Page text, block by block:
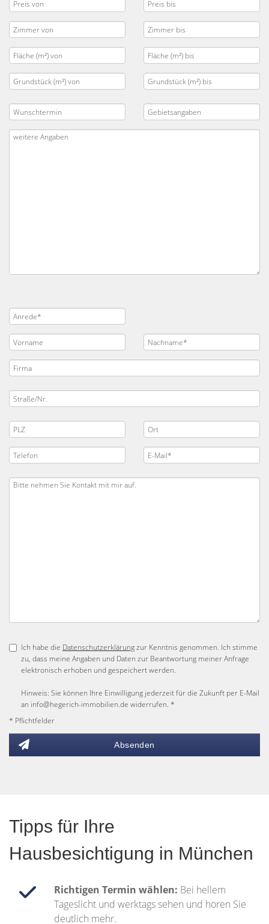
Ich habe die Datenschutzerklärungzur Kenntnis genommen. Ich stimme
zu, dass meine Angaben und Daten zur Beantwortung meiner Anfrage
elektronisch erhoben und gespeichert werden.
Hinweis: Sie können Ihre Einwilligung jederzeit für die Zukunft per E-Mail
an info@hegerich-immobilien.de widerrufen. *
* Pflichtfelder
Absenden
Tipps für Ihre
Hausbesichtigung in München
Richtigen Termin wählen: Bei hellem
Tageslicht und werktags sehen und hören Sie
deutlich mehr.